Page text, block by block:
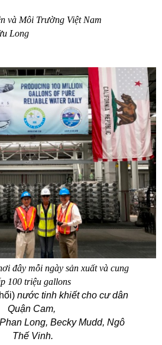
và Môi Trường Việt Nam
Long
đây mỗi ngày sản xuất và cung
100 triệu gallons
nước tinh khiết cho cư dân
Quận Cam,
Long, Becky Mudd, Ngô
Thế Vinh.